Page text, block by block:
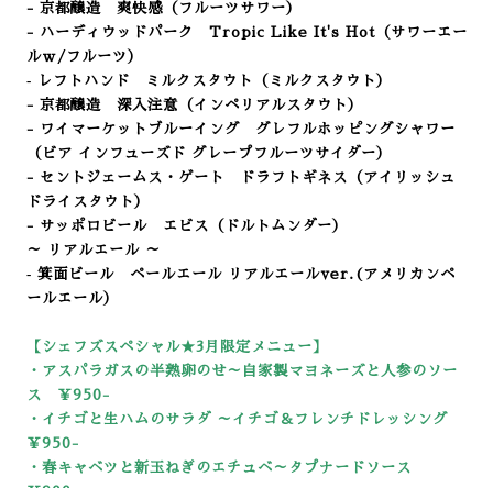
- 京都醸造 爽快感 （フルーツサワー）
- ハーディウッドパーク Tropic Like It's Hot（サワーエー
ルｗ/フルーツ）
‐ レフトハンド ミルクスタウト（ミルクスタウト）
- 京都醸造 深入注意（インペリアルスタウト）
- ワイマーケットブルーイング グレフルホッピングシャワー
（ビア インフューズド グレープフルーツサイダー）
- セントジェームス・ゲート ドラフトギネス（アイリッシュ
ドライスタウト）
- サッポロビール エビス（ドルトムンダー）
～ リアルエール ～
‐ 箕面ビール ペールエール リアルエールver.(アメリカンペ
ールエール）
【シェフズスペシャル★3 月限定メニュー】
・アスパラガスの半熟卵のせ～自家製マヨネーズと人参のソー
ス ￥950-
・イチゴと生ハムのサラダ ～イチゴ＆フレンチドレッシング
￥950-
・春キャベツと新玉ねぎのエチュベ～タプナードソース